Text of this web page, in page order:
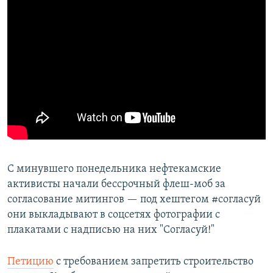
С минувшего понедельника нефтекамские
активисты начали бессрочный флеш-моб за
согласование митингов — под хештегом #согласуй
они выкладывают в соцсетях фотографии с
плакатами с надписью на них "Согласуй!"
Петицию с требованием запретить строительство